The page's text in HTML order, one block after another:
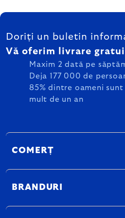
SUBSOL
Doriți un buletin
Vă oferim livrare
Maxim 2 dată pe
Deja 177 000 de
85% dintre oameni
mult de un an
COMERȚ
BRANDURI